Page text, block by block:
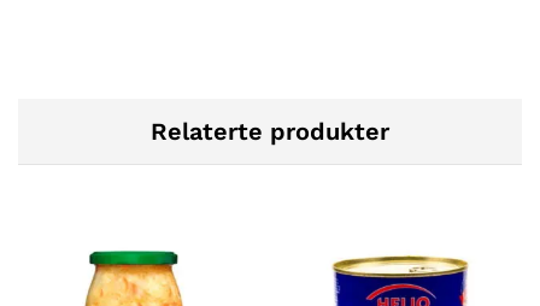
Relaterte produkter